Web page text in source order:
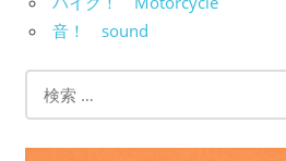
音！ sound